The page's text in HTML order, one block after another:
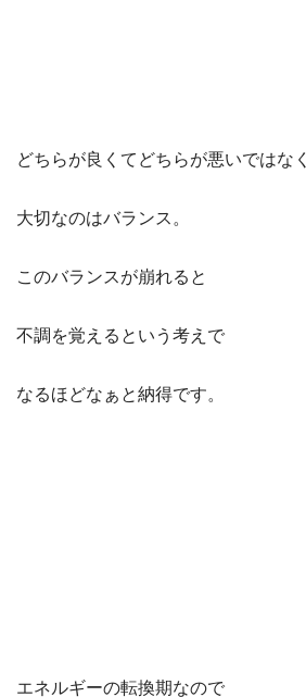
どちらが良くてどちらが悪いではなく
大切なのはバランス。
このバランスが崩れると
不調を覚えるという考えで
なるほどなぁと納得です。
エネルギーの転換期なので